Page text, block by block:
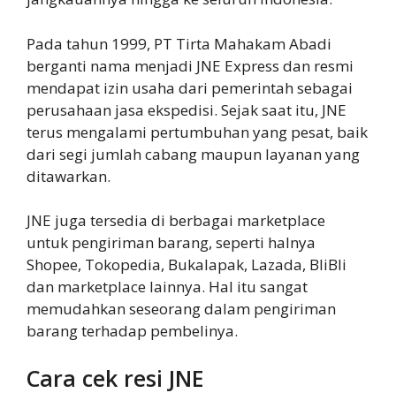
Pada tahun 1999, PT Tirta Mahakam Abadi
berganti nama menjadi JNE Express dan resmi
mendapat izin usaha dari pemerintah sebagai
perusahaan jasa ekspedisi. Sejak saat itu, JNE
terus mengalami pertumbuhan yang pesat, baik
dari segi jumlah cabang maupun layanan yang
ditawarkan.
JNE juga tersedia di berbagai marketplace
untuk pengiriman barang, seperti halnya
Shopee, Tokopedia, Bukalapak, Lazada, BliBli
dan marketplace lainnya. Hal itu sangat
memudahkan seseorang dalam pengiriman
barang terhadap pembelinya.
Cara cek resi JNE